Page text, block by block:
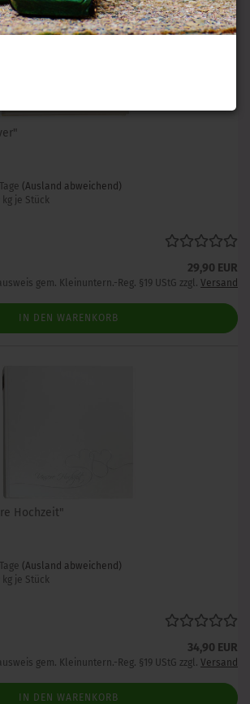
(Ausland abweichend)
kg je Stück
29,90 EUR
gem. Kleinuntern.-Reg. §19 UStG zzgl. Versand
IN DEN WARENKORB
Hochzeit"
(Ausland abweichend)
kg je Stück
34,90 EUR
gem. Kleinuntern.-Reg. §19 UStG zzgl. Versand
IN DEN WARENKORB